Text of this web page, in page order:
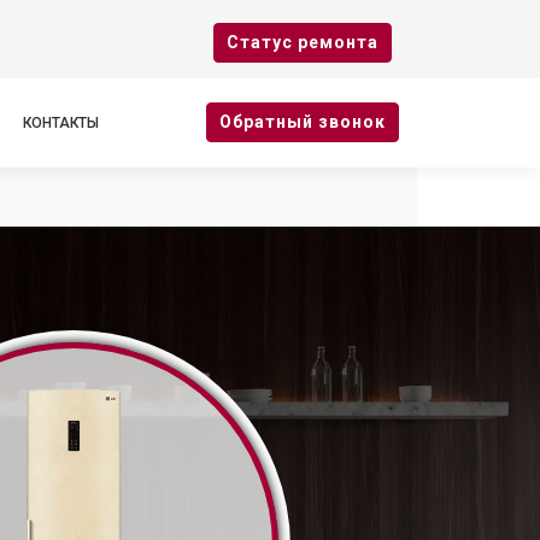
Cтатус ремонта
КОНТАКТЫ Oбратный звонок